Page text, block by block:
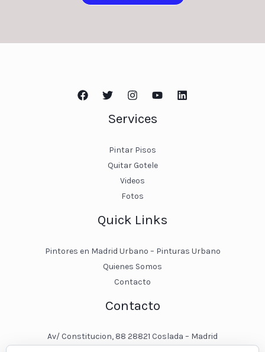
Services
Pintar Pisos
Quitar Gotele
Videos
Fotos
Quick Links
Pintores en Madrid Urbano – Pinturas Urbano
Quienes Somos
Contacto
Contacto
Av/ Constitucion, 88 28821 Coslada – Madrid